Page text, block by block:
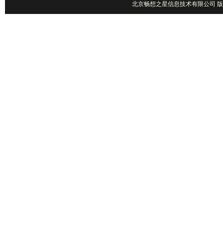
北京畅想之星信息技术有限公司